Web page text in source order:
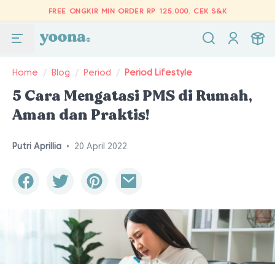
FREE ONGKIR MIN ORDER RP 125.000. CEK S&K
Home / Blog / Period / Period Lifestyle
5 Cara Mengatasi PMS di Rumah,
Aman dan Praktis!
Putri Aprillia • 20 April 2022